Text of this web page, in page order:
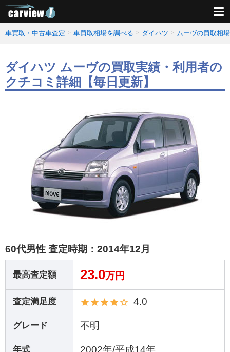
車買取・中古車査定 車買取相場を調べる ダイハツ ムーヴの買取相
ダイハツ ムーヴの買取実績・利用者の
クチコミ詳細【毎日更新】
60代男性 査定時期： 2014年12月
最高査定額 23.0万円
査定満足度 4.0
グレード 不明
年式